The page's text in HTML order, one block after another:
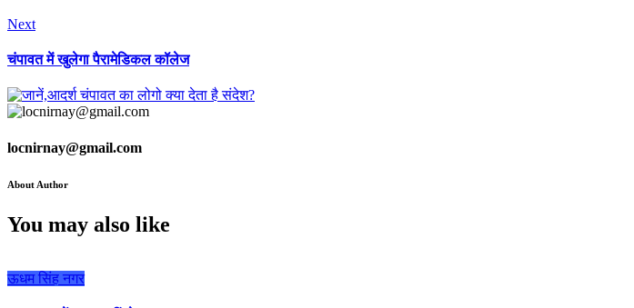
Next
चंपावत में खुलेगा पैरामेडिकल कॉलेज
locnirnay@gmail.com
About Author
You may also like
ऊधम सिंह नगर